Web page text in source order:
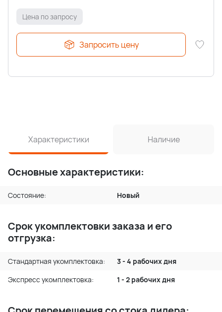
Цена по запросу
Запросить цену
Характеристики Наличие
Основные характеристики:
Состояние: Новый
Срок укомплектовки заказа и его
отгрузка:
Стандартная укомплектовка:
3 - 4 рабочих дня
Экспресс укомплектовка:
1 - 2 рабочих дня